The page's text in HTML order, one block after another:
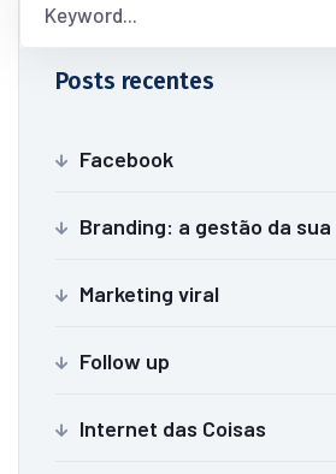
Posts recentes
Facebook
Branding: a gestão da
Marketing viral
Follow up
Internet das Coisas